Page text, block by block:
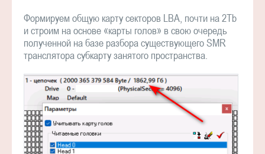
Формируем общую карту секторов LBA, почти на 2Tb
и строим на основе «карты голов» в свою очередь
полученной на базе разбора существующего SMR
транслятора субкарту занятого пространства.